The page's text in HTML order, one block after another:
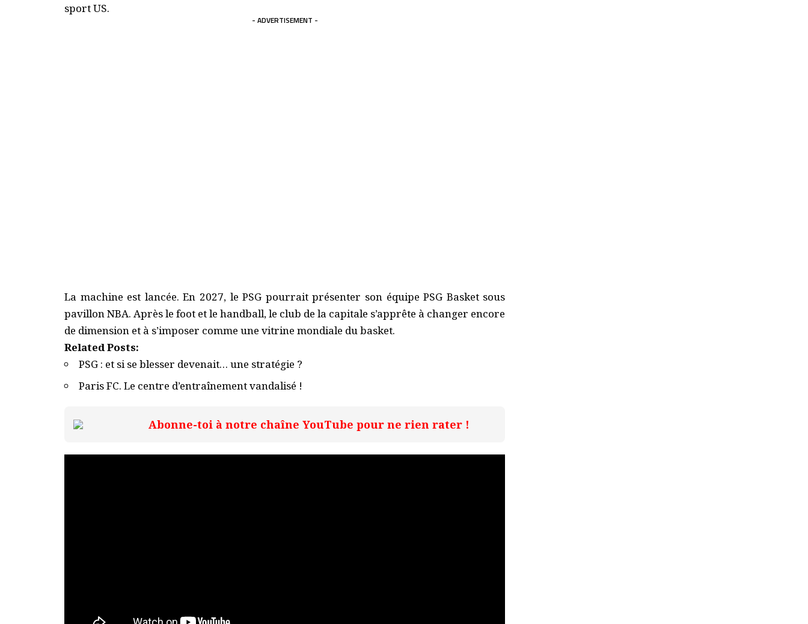
sport US.
- ADVERTISEMENT -
La machine est lancée. En 2027, le PSG pourrait présenter son équipe PSG Basket sous
pavillon NBA. Après le foot et le handball, le club de la capitale s’apprête à changer encore
de dimension et à s’imposer comme une vitrine mondiale du basket.
Related Posts:
PSG : et si se blesser devenait… une stratégie ?
Paris FC. Le centre d’entraînement vandalisé !
Abonne-toi à notre chaîne YouTube pour ne rien rater !